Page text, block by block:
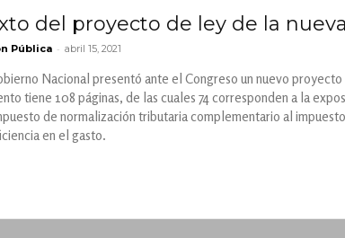
del proyecto de ley de la
Pública - abril 15, 2021
Nacional presentó ante el Congreso un nuevo
tiene 108 páginas, de las cuales 74 corresponden a la
de normalización tributaria complementario al
en el gasto.